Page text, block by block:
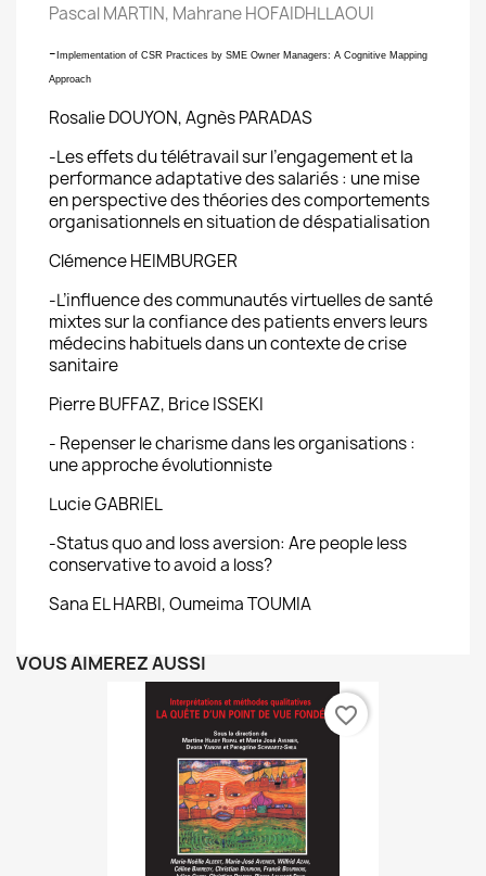
Pascal MARTIN, Mahrane HOFAIDHLLAOUI
- Implementation of CSR Practices by SME Owner Managers: A Cognitive Mapping
Approach
Rosalie DOUYON, Agnès PARADAS
-Les effets du télétravail sur l’engagement et la
performance adaptative des salariés : une mise
enperspective des théories des comportements
organisationnels en situation de déspatialisation
Clémence HEIMBURGER
-L’influence des communautés virtuelles de santé
mixtes sur la confiance des patients envers leurs
médecins habituels dans un contexte de crise
sanitaire
Pierre BUFFAZ, Brice ISSEKI
- Repenser le charisme dans les organisations :
une approche évolutionniste
Lucie GABRIEL
-Status quo and loss aversion: Are people less
conservative to avoid a loss?
Sana EL HARBI, Oumeima TOUMIA
VOUS AIMEREZ AUSSI
favorite_border